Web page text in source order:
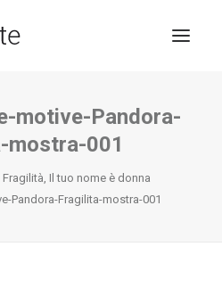
motive-Pandora-
mostra-001
Fragilità, Il tuo nome è donna
Pandora-Fragilita-mostra-001